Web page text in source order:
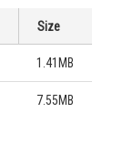
Size
1.41MB
7.55MB